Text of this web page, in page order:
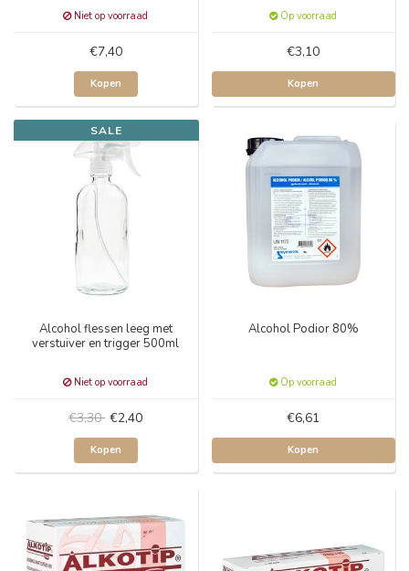
Niet op voorraad
€7,40
Kopen
Op voorraad
€3,10
Kopen
SALE
Alcohol flessen leeg met
verstuiver en trigger 500ml
Niet op voorraad
€3,30 €2,40
Kopen
Alcohol Podior 80%
Op voorraad
€6,61
Kopen